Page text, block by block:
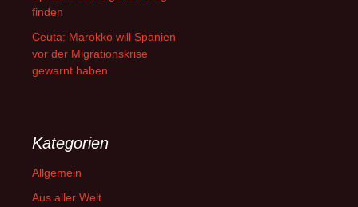
finden
Ceuta: Marokko will Spanien
vor der Migrationskrise
gewarnt haben
Kategorien
Allgemein
Aus aller Welt